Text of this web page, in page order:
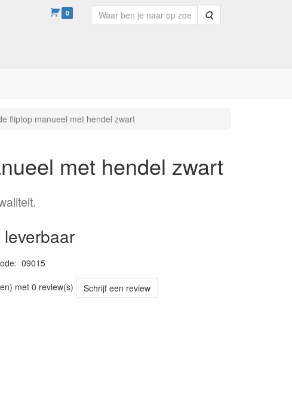
0 Zoeken
fliptop manueel met hendel zwart
met hendel zwart
leverbaar
: 09015
met 0 review(s)
Schrijf een review